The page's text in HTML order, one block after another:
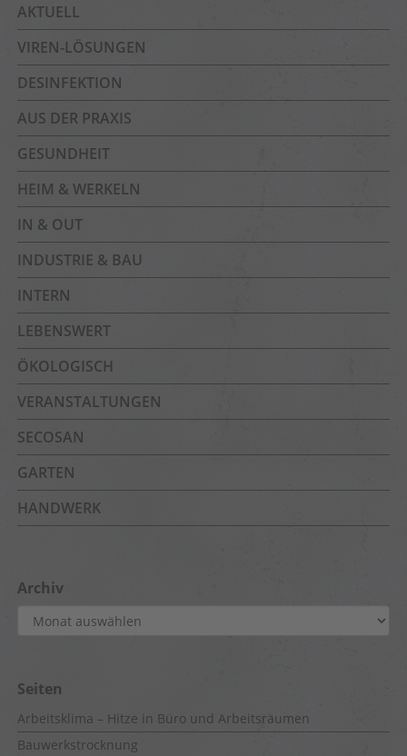
AKTUELL
VIREN-LÖSUNGEN
DESINFEKTION
AUS DER PRAXIS
GESUNDHEIT
HEIM & WERKELN
IN & OUT
INDUSTRIE & BAU
INTERN
LEBENSWERT
ÖKOLOGISCH
VERANSTALTUNGEN
SECOSAN
GARTEN
HANDWERK
Archiv
Archiv
Seiten
Arbeitsklima – Hitze in Büro und Arbeitsräumen
Bauwerkstrocknung